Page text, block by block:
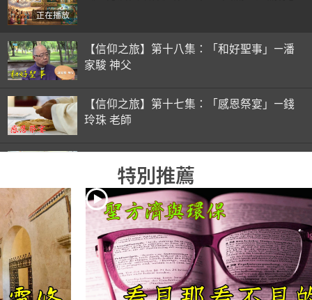
正在播放
【信仰之旅】第十八集：「和好聖事」—潘
家駿 神父
【信仰之旅】第十七集：「感恩祭宴」—錢
玲珠 老師
錢玲珠 老師
【信仰之旅】第十五集：「入門聖事」—錢
玲珠 老師
【信仰之旅】第十四集：「天主十誡(下)」
—金毓瑋 神父
特別推薦